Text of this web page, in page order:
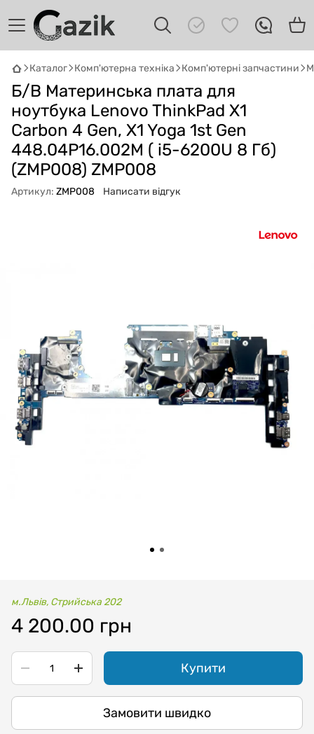
Каталог Комп'ютерна техніка Комп'ютерні запчастини
Б/В Материнська плата для
ноутбука Lenovo ThinkPad X1
Carbon 4 Gen, X1 Yoga 1st Gen
448.04P16.002M ( i5-6200U 8 Гб)
(ZMP008) ZMP008
Артикул: ZMP008 Написати відгук
м.Львів, Стрийська 202
4 200.00 грн
Купити
Замовити швидко
GAZIK
Онлайн · пошук техніки
Привіт! 👋 Я Gazik AI — допоможу
підібрати вживану комп'ютерну техніку.
Що шукаєш?